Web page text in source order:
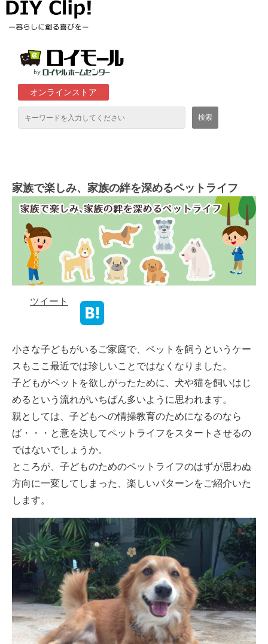
オンラインストア
ロイヤルホームセンター店舗
家族で楽しみ、家族の絆を深めるペットライフ
ツイート
小さな子どもがいるご家庭で、ペットを飼うというケー
スもここ最近では珍しいことではなくなりました。
子どもがペットを欲しがったために、犬や猫を飼いはじ
めるという流れがいちばん多いように思われます。
親としては、子どもへの情操教育のためになるのなら
ば・・・と意を決してペットライフをスタートさせるの
ではないでしょうか。
ところが、子どものためのペットライフのはずが思わぬ
方向に一変してしまった、楽しいパターンをご紹介いた
します。